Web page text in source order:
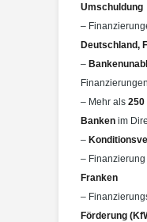
Umschuldung
–
Deutschland,
–
Finanzierungen
– Mehr als 250
Banken im
–
– Finanzierung
Franken
–
Förderung